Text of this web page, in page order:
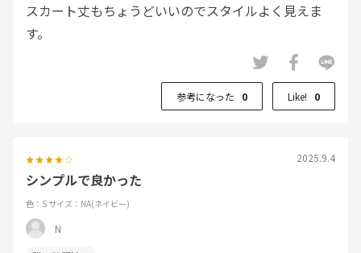
スカート丈もちょうどいいのでスタイルよく見えま
す。
参考になった 0 Like! 0
2025.9.4
シンプルで良かった
色：S サイズ：NA(ネイビー)
N